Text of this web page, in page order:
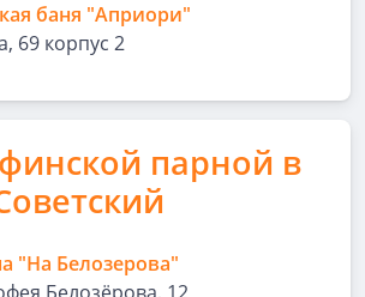
баня "Априори"
69 корпус 2
парной в
"На Белозерова"